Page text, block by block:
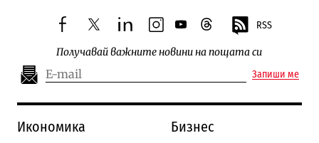
facebooktwitterlinkedininstagram
youtubethreads RSS
Получавай важните новини на пощата си
Запиши ме
Икономика
Бизнес